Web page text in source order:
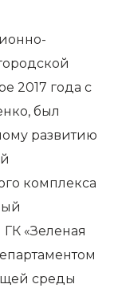
2017 года с
был
развитию
комплекса
«Зеленая
среды